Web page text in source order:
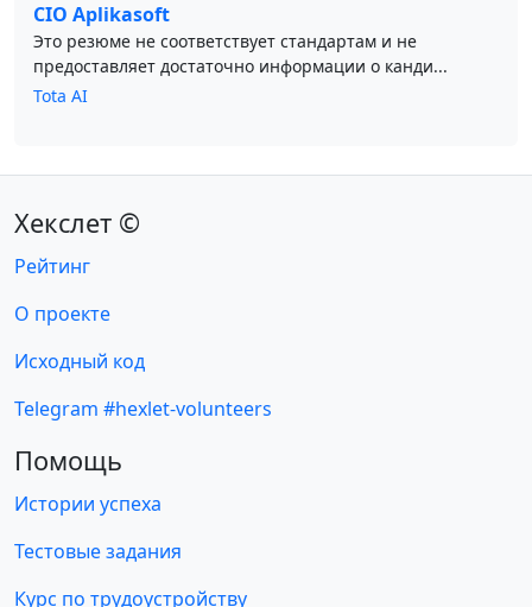
CIO Aplikasoft
Это резюме не соответствует стандартам и не
предоставляет достаточно информации о канди...
Tota AI
Хекслет ©
Рейтинг
О проекте
Исходный код
Telegram #hexlet-volunteers
Помощь
Истории успеха
Тестовые задания
Курс по трудоустройству